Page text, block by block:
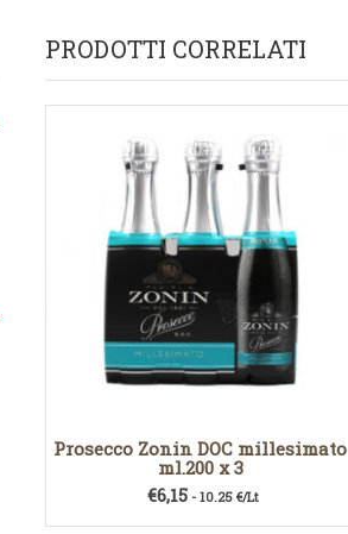
PRODOTTI CORRELATI
Prosecco Zonin DOC millesimato
ml.200 x 3
€6,15 - 10.25 €/Lt